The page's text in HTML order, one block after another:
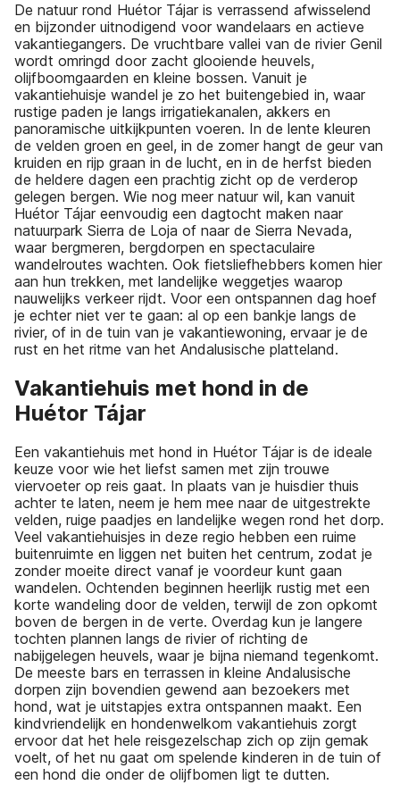
De natuur rond Huétor Tájar is verrassend afwisselend
en bijzonder uitnodigend voor wandelaars en actieve
vakantiegangers. De vruchtbare vallei van de rivier Genil
wordt omringd door zacht glooiende heuvels,
olijfboomgaarden en kleine bossen. Vanuit je
vakantiehuisje wandel je zo het buitengebied in, waar
rustige paden je langs irrigatiekanalen, akkers en
panoramische uitkijkpunten voeren. In de lente kleuren
de velden groen en geel, in de zomer hangt de geur van
kruiden en rijp graan in de lucht, en in de herfst bieden
de heldere dagen een prachtig zicht op de verderop
gelegen bergen. Wie nog meer natuur wil, kan vanuit
Huétor Tájar eenvoudig een dagtocht maken naar
natuurpark Sierra de Loja of naar de Sierra Nevada,
waar bergmeren, bergdorpen en spectaculaire
wandelroutes wachten. Ook fietsliefhebbers komen hier
aan hun trekken, met landelijke weggetjes waarop
nauwelijks verkeer rijdt. Voor een ontspannen dag hoef
je echter niet ver te gaan: al op een bankje langs de
rivier, of in de tuin van je vakantiewoning, ervaar je de
rust en het ritme van het Andalusische platteland.
Vakantiehuis met hond in de
Huétor Tájar
Een vakantiehuis met hond in Huétor Tájar is de ideale
keuze voor wie het liefst samen met zijn trouwe
viervoeter op reis gaat. In plaats van je huisdier thuis
achter te laten, neem je hem mee naar de uitgestrekte
velden, ruige paadjes en landelijke wegen rond het dorp.
Veel vakantiehuisjes in deze regio hebben een ruime
buitenruimte en liggen net buiten het centrum, zodat je
zonder moeite direct vanaf je voordeur kunt gaan
wandelen. Ochtenden beginnen heerlijk rustig met een
korte wandeling door de velden, terwijl de zon opkomt
boven de bergen in de verte. Overdag kun je langere
tochten plannen langs de rivier of richting de
nabijgelegen heuvels, waar je bijna niemand tegenkomt.
De meeste bars en terrassen in kleine Andalusische
dorpen zijn bovendien gewend aan bezoekers met
hond, wat je uitstapjes extra ontspannen maakt. Een
kindvriendelijk en hondenwelkom vakantiehuis zorgt
ervoor dat het hele reisgezelschap zich op zijn gemak
voelt, of het nu gaat om spelende kinderen in de tuin of
een hond die onder de olijfbomen ligt te dutten.